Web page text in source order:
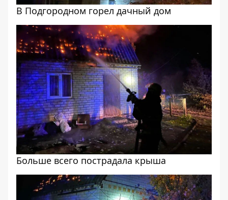
В Подгородном горел дачный дом
Больше всего пострадала крыша